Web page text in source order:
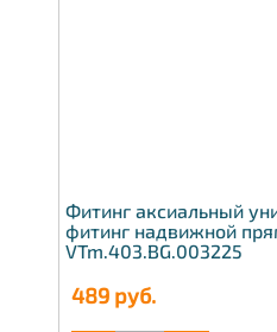
Фитинг аксиальный
фитинг надвижной
VTm.403.BG.003225
489 руб.